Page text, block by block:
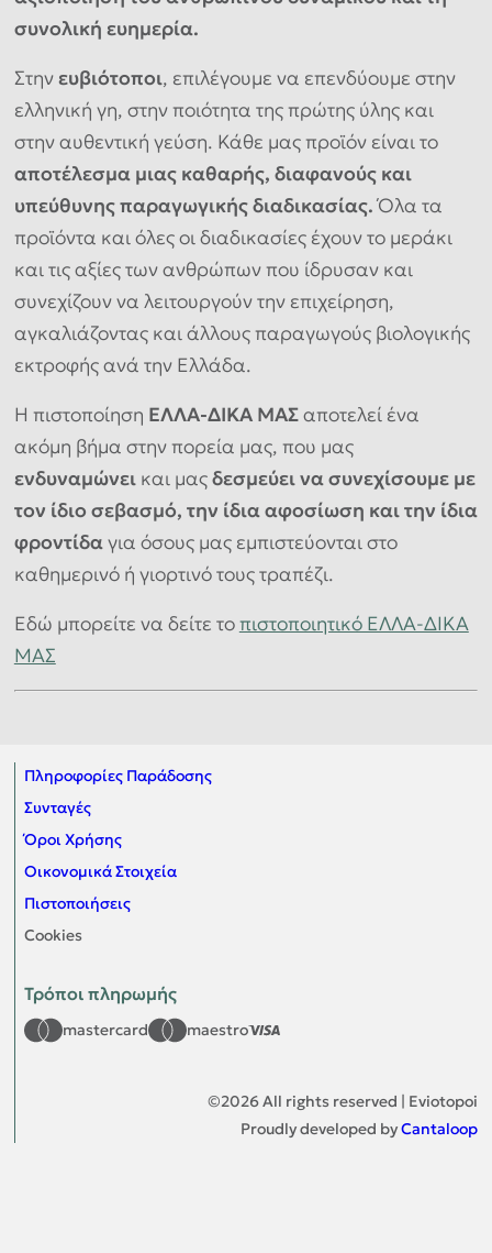
συνολική ευημερία.
Στηνευβιότοποι, επιλέγουμε να επενδύουμε στην
ελληνική γη, στην ποιότητα της πρώτης ύλης και
στην αυθεντική γεύση. Κάθε μας προϊόν είναι το
αποτέλεσμα μιας καθαρής, διαφανούς και
υπεύθυνης παραγωγικής διαδικασίας.Όλα τα
προϊόντα και όλες οι διαδικασίες έχουν το μεράκι
και τις αξίες των ανθρώπων που ίδρυσαν και
συνεχίζουν να λειτουργούν την επιχείρηση,
αγκαλιάζοντας και άλλους παραγωγούς βιολογικής
εκτροφής ανά την Ελλάδα.
Η πιστοποίηση ΕΛΛΑ-ΔΙΚΑ ΜΑΣαποτελεί ένα
ακόμη βήμα στην πορεία μας, που μας
ενδυναμώνεικαι μαςδεσμεύει να συνεχίσουμε με
τον ίδιο σεβασμό, την ίδια αφοσίωση και την ίδια
φροντίδαγια όσους μας εμπιστεύονται στο
καθημερινό ή γιορτινό τους τραπέζι.
Εδώ μπορείτε να δείτε τοπιστοποιητικό ΕΛΛΑ-ΔΙΚΑ
ΜΑΣ
Πληροφορίες Παράδοσης
Συνταγές
Όροι Χρήσης
Οικονομικά Στοιχεία
Πιστοποιήσεις
Cookies
Τρόποι πληρωμής
mastercard maestro
©2026All rights reserved | Eviotopoi
Proudly developed byCantaloop